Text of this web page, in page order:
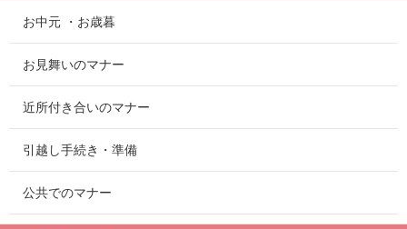
お中元 ・お歳暮
お見舞いのマナー
近所付き合いのマナー
引越し手続き・準備
公共でのマナー